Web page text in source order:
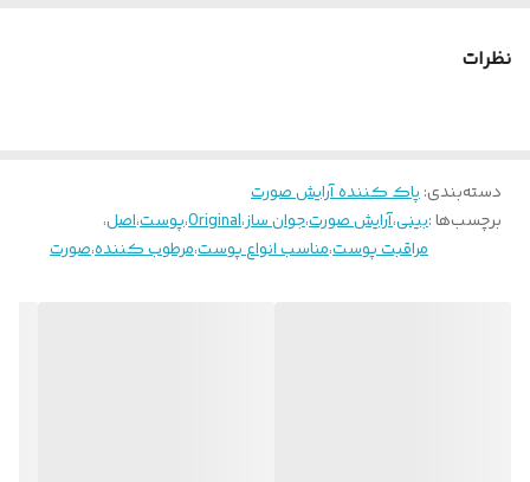
نظرات
دسته‌بندی:پاک کننده آرایش صورت
برچسب‌ها :بینی،آرایش صورت،جوان ساز،Original،پوست،اصل،
مراقبت پوست،مناسب انواع پوست،مرطوب کننده،صورت